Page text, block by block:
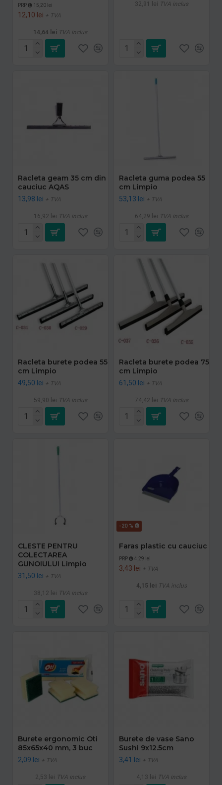
PRP 15,20 lei
12,10 lei + TVA
14,64 lei TVA inclus
32,91 lei TVA inclus
Racleta geam 35 cm din
cauciuc AQAS
13,98 lei + TVA
16,92 lei TVA inclus
Racleta guma podea 55
cm Limpio
53,13 lei + TVA
64,29 lei TVA inclus
Racleta burete podea 55
cm Limpio
49,50 lei + TVA
59,90 lei TVA inclus
Racleta burete podea 75
cm Limpio
61,50 lei + TVA
74,42 lei TVA inclus
CLESTE PENTRU
COLECTAREA
GUNOIULUI Limpio
31,50 lei + TVA
38,12 lei TVA inclus
-20 %
Faras plastic cu cauciuc
PRP 4,29 lei
3,43 lei + TVA
4,15 lei TVA inclus
Burete ergonomic Oti
85x65x40 mm, 3 buc
2,09 lei + TVA
2,53 lei TVA inclus
Burete de vase Sano
Sushi 9x12.5cm
3,41 lei + TVA
4,13 lei TVA inclus